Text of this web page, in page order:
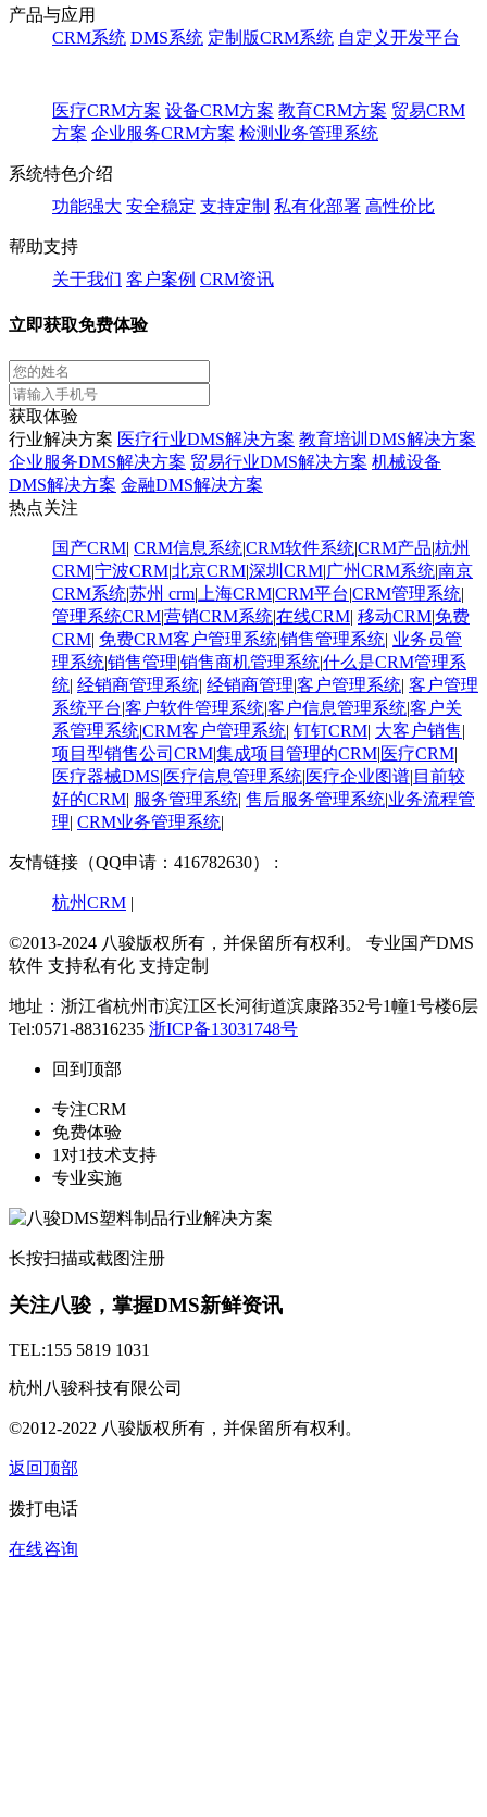
产品与应用
CRM系统 DMS系统 定制版CRM系统 自定义开发平台
医疗CRM方案 设备CRM方案 教育CRM方案 贸易CRM
方案 企业服务CRM方案 检测业务管理系统
系统特色介绍
功能强大 安全稳定 支持定制 私有化部署 高性价比
帮助支持
关于我们 客户案例 CRM资讯
立即获取免费体验
获取体验
行业解决方案 医疗行业DMS解决方案 教育培训DMS解决方案
企业服务DMS解决方案 贸易行业DMS解决方案 机械设备
DMS解决方案 金融DMS解决方案
热点关注
国产CRM| CRM信息系统|CRM软件系统|CRM产品|杭州
CRM|宁波CRM|北京CRM|深圳CRM|广州CRM系统|南京
CRM系统|苏州 crm| 上海CRM|CRM平台|CRM管理系统|
管理系统CRM|营销CRM系统|在线CRM| 移动CRM|免费
CRM| 免费CRM客户管理系统|销售管理系统| 业务员管
理系统|销售管理|销售商机管理系统|什么是CRM管理系
统| 经销商管理系统| 经销商管理|客户管理系统| 客户管理
系统平台|客户软件管理系统|客户信息管理系统|客户关
系管理系统|CRM客户管理系统| 钉钉CRM| 大客户销售|
项目型销售公司CRM|集成项目管理的CRM|医疗CRM|
医疗器械DMS|医疗信息管理系统|医疗企业图谱| ​目前较
好的CRM| 服务管理系统| 售后服务管理系统|业务流程管
理| CRM业务管理系统|
友情链接（QQ申请：416782630） :
杭州CRM |
©2013-2024 八骏版权所有，并保留所有权利。 专业国产DMS
软件 支持私有化 支持定制
地址：浙江省杭州市滨江区长河街道滨康路352号1幢1号楼6层
Tel:0571-88316235 浙ICP备13031748号
回到顶部
专注CRM
免费体验
1对1技术支持
专业实施
长按扫描或截图注册
关注八骏，掌握DMS新鲜资讯
TEL:155 5819 1031
杭州八骏科技有限公司
©2012-2022 八骏版权所有，并保留所有权利。
返回顶部
拨打电话
在线咨询